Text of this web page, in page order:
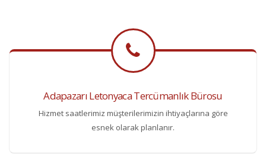
Adapazarı Letonyaca Tercümanlık Bürosu
Hizmet saatlerimiz müşterilerimizin ihtiyaçlarına göre
esnek olarak planlanır.